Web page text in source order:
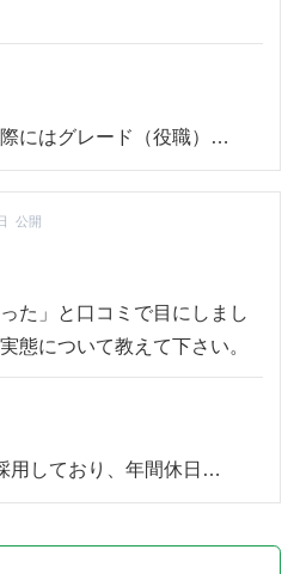
にはグレード（役職）…
公開
た」と口コミで目にしまし
態について教えて下さい。
用しており、年間休日…